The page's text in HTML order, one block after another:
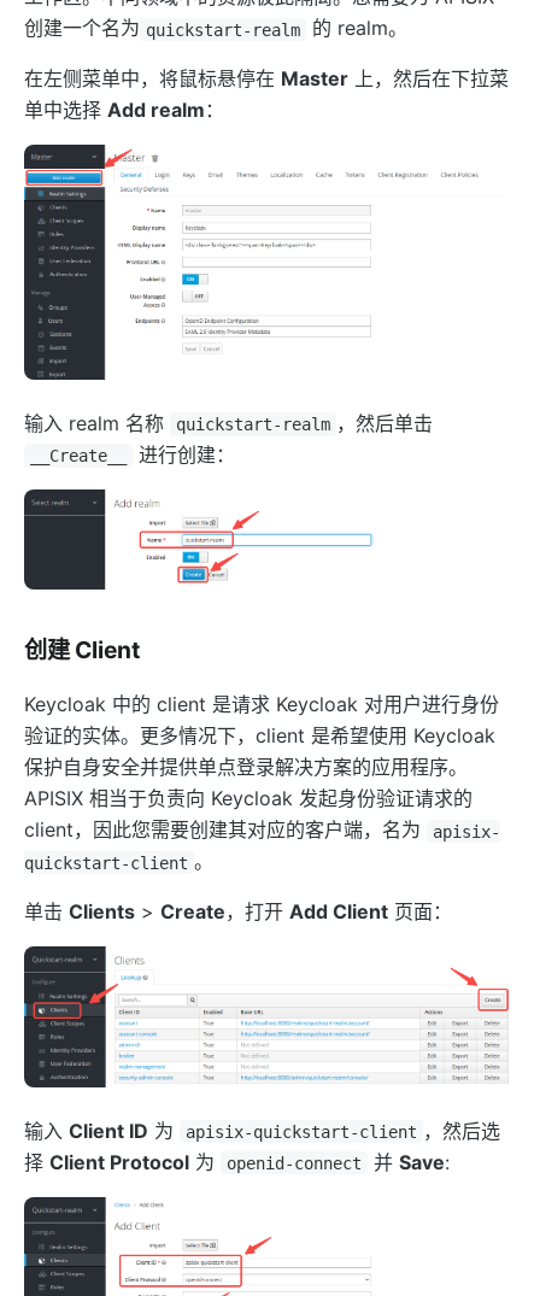
Discovery
DNS
consul_kv
eureka
控制面服务发现
Kubernetes
PubSub
Apache Kafka
xRPC
TCP/UDP 动态代理
gRPC 代理
自定义 Nginx 配置
证书
批处理器
压力测试
APISIX 变量
Running APISIX in AWS with AWS CDK
TLS 双向认证
调试功能
基于环境变量进行配置文件切换
security-threat-model
升级指南
创建一个名为 quickstart-realm 的 realm。
在左侧菜单中，将鼠标悬停在 Master 上，然后在下拉菜
单中选择 Add realm ：
输入 realm 名称 quickstart-realm ，然后单击
__Create__ 进行创建：
创建 Client
Keycloak 中的 client 是请求 Keycloak 对用户进行身份
验证的实体。更多情况下，client 是希望使用 Keycloak
保护自身安全并提供单点登录解决方案的应用程序。
APISIX 相当于负责向 Keycloak 发起身份验证请求的
client，因此您需要创建其对应的客户端，名为
apisix-
quickstart-client 。
单击 Clients > Create，打开 Add Client 页面：
输入 Client ID 为 apisix-quickstart-client ，然后选
择 Client Protocol 为 openid-connect 并 Save: